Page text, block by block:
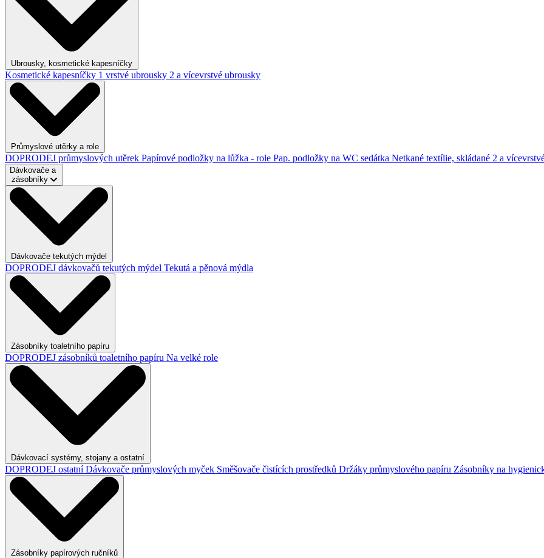
Ubrousky, kosmetické kapesníčky
Kosmetické kapesníčky 1 vrstvé ubrousky 2 a vícevrstvé ubrousky
Průmyslové utěrky a role
DOPRODEJ průmyslových utěrek Papírové podložky na lůžka - role Pap. podložky na WC sedátka Netkané textílie, skládané 2 a
Dávkovače a
zásobníky
Dávkovače tekutých mýdel
DOPRODEJ dávkovačů tekutých mýdel Tekutá a pěnová mýdla
Zásobníky toaletního papíru
DOPRODEJ zásobníků toaletního papíru Na velké role
Dávkovací systémy, stojany a ostatní
DOPRODEJ ostatníDávkovače průmyslových myček Směšovače čistících prostředků Držáky průmyslového papíru Zásobníky na
Zásobníky papírových ručníků